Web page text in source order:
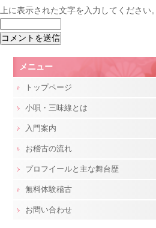
上に表示された文字を入力してください。
メニュー
トップページ
小唄・三味線とは
入門案内
お稽古の流れ
プロフイールと主な舞台歴
無料体験稽古
お問い合わせ